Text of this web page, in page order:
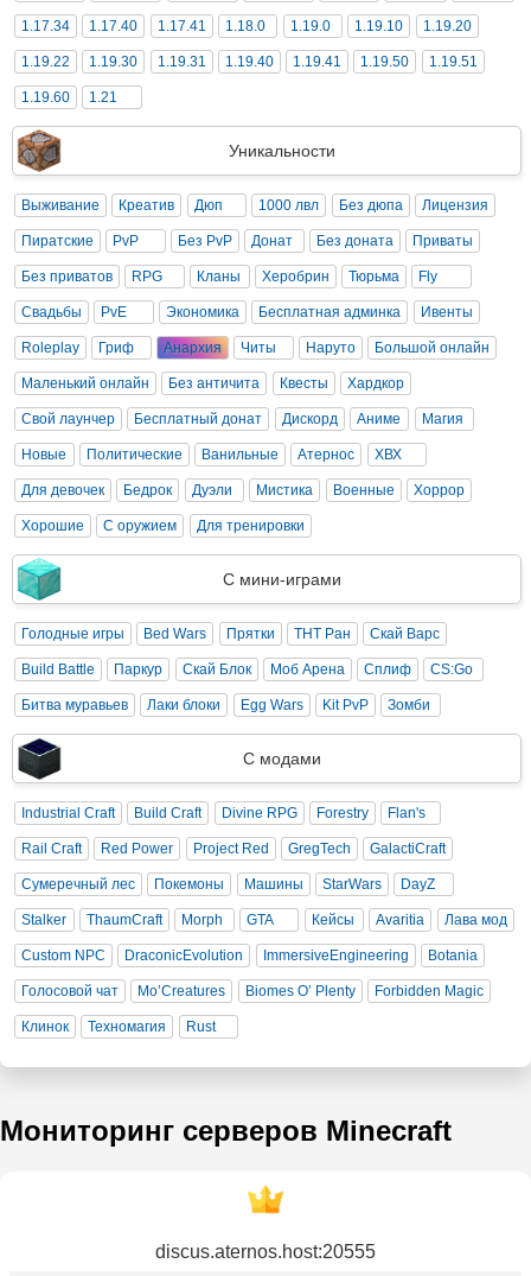
1.17.34 1.17.40 1.17.41 1.18.0 1.19.0 1.19.10 1.19.20
1.19.22 1.19.30 1.19.31 1.19.40 1.19.41 1.19.50 1.19.51
1.19.60 1.21
Уникальности
Выживание Креатив Дюп 1000 лвл Без дюпа Лицензия
Пиратские PvP Без PvP Донат Без доната Приваты
Без приватов RPG Кланы Херобрин Тюрьма Fly
Свадьбы PvE Экономика Бесплатная админка Ивенты
Roleplay Гриф Анархия Читы Наруто Большой онлайн
Маленький онлайн Без античита Квесты Хардкор
Свой лаунчер Бесплатный донат Дискорд Аниме Магия
Новые Политические Ванильные Атернос ХВХ
Для девочек Бедрок Дуэли Мистика Военные Хоррор
Хорошие С оружием Для тренировки
С мини-играми
Голодные игры Bed Wars Прятки ТНТ Ран Скай Варс
Build Battle Паркур Скай Блок Моб Арена Сплиф CS:Go
Битва муравьев Лаки блоки Egg Wars Kit PvP Зомби
С модами
Industrial Craft Build Craft Divine RPG Forestry Flan's
Rail Craft Red Power Project Red GregTech GalactiCraft
Сумеречный лес Покемоны Машины StarWars DayZ
Stalker ThaumCraft Morph GTA Кейсы Avaritia Лава мод
Custom NPC DraconicEvolution ImmersiveEngineering Botania
Голосовой чат Mo’Creatures Biomes O’ Plenty Forbidden Magic
Клинок Техномагия Rust
Мониторинг серверов Minecraft
discus.aternos.host:20555